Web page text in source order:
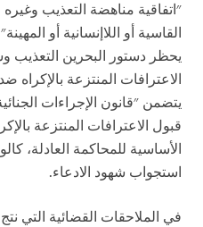
"اتفاقية مناهضة التعذيب
القاسية أو اللاإنسانية أو
يحظر دستور البحرين التعذيب
الاعترافات المنتزعة بالإكراه
يتضمن "قانون الإجراءات
قبول الاعترافات المنتزعة
الأساسية للمحاكمة العادلة،
استجواب شهود الادعاء.
في الملاحقات القضائية التي